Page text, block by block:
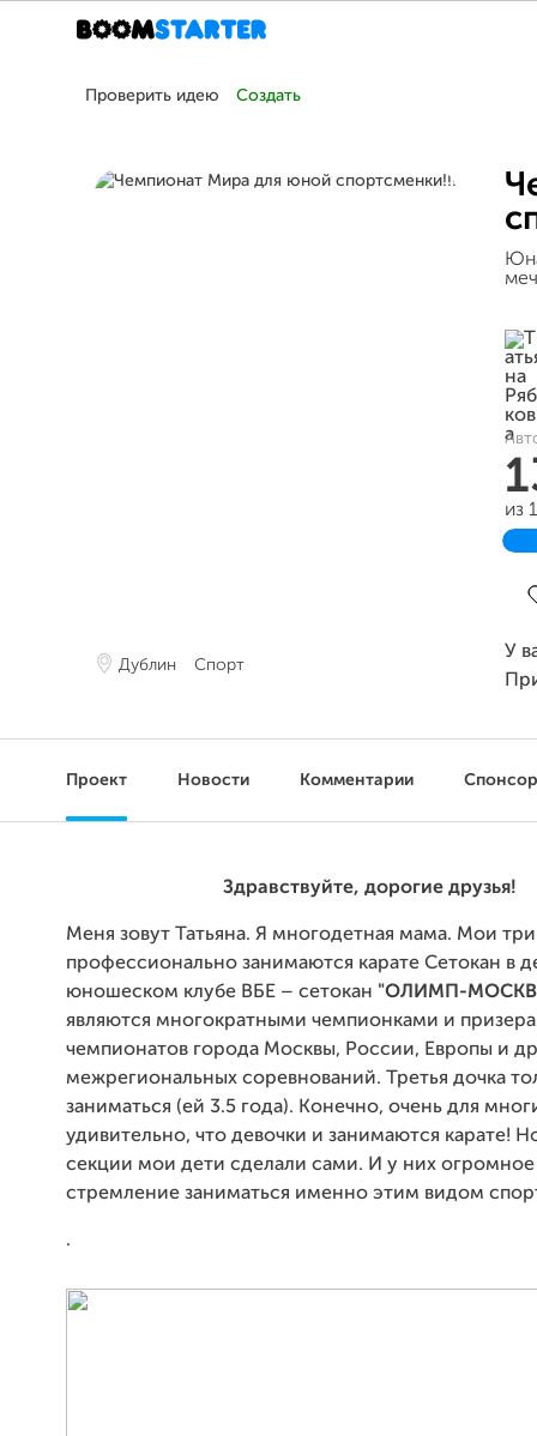
Проверить идею Создать
Дублин Спорт
из
У
Проект Новости Комментарии
Здравствуйте, дорогие друзья!
Меня зовут Татьяна. Я многодетная мама. Мои
профессионально занимаются карате Сетокан в
юношеском клубе ВБЕ – сетокан "ОЛИМП-
являются многократными чемпионками и
чемпионатов города Москвы, России, Европы и
межрегиональных соревнований. Третья дочка
заниматься (ей 3.5 года). Конечно, очень для
удивительно, что девочки и занимаются карате!
секции мои дети сделали сами. И у них
стремление заниматься именно этим видом
.